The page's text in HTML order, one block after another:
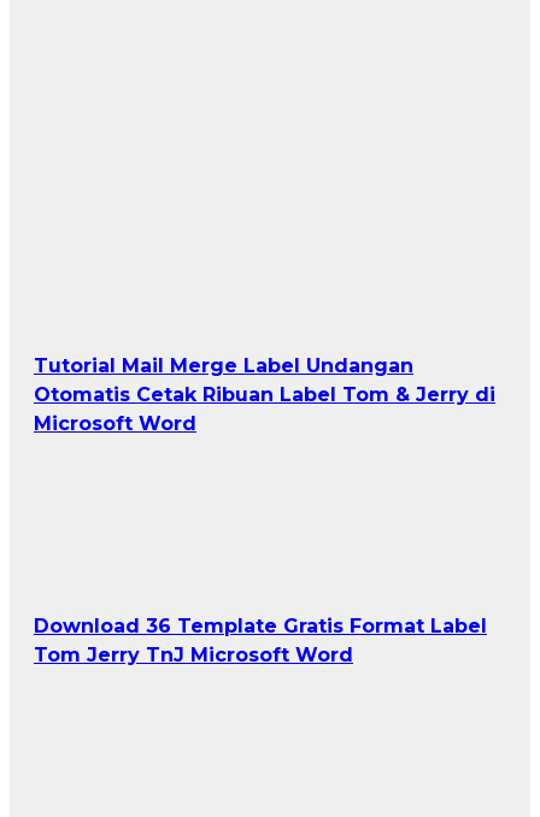
Tutorial Mail Merge Label Undangan
Otomatis Cetak Ribuan Label Tom & Jerry di
Microsoft Word
Download 36 Template Gratis Format Label
Tom Jerry TnJ Microsoft Word